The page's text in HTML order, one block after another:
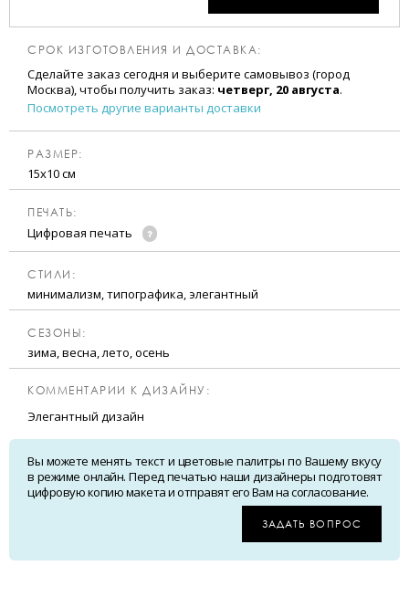
СРОК ИЗГОТОВЛЕНИЯ И ДОСТАВКА:
Сделайте заказ сегодня и выберите самовывоз (город
Москва), чтобы получить заказ: четверг, 20 августа.
Посмотреть другие варианты доставки
РАЗМЕР:
15х10 см
ПЕЧАТЬ:
Цифровая печать
CТИЛИ:
минимализм, типографика, элегантный
CЕЗОНЫ:
зима, весна, лето, осень
КОММЕНТАРИИ К ДИЗАЙНУ:
Элегантный дизайн
Вы можете менять текст и цветовые палитры по Вашему вкусу
в режиме онлайн. Перед печатью наши дизайнеры подготовят
цифровую копию макета и отправят его Вам на согласование.
ЗАДАТЬ ВОПРОС